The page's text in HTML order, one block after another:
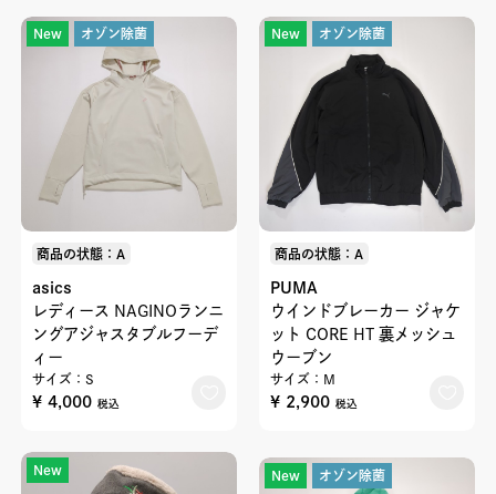
New オゾン除菌
商品の状態：A
asics
レディース NAGINOランニ
ングアジャスタブルフーデ
ィー
サイズ：S
¥ 4,000 税込
New オゾン除菌
商品の状態：A
PUMA
ウインドブレーカー ジャケ
ット CORE HT 裏メッシュ
ウーブン
サイズ：M
¥ 2,900 税込
New New オゾン除菌